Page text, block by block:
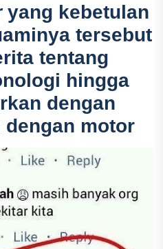
yang kebetulan
tersebut
tentang
hingga
dengan
dengan motor